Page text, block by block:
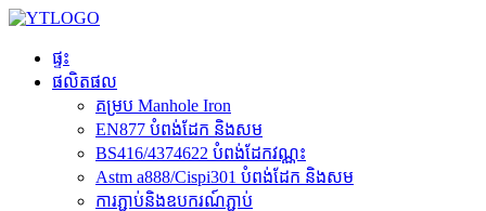
ផ្ទះ
ផលិតផល
គម្រប Manhole Iron
EN877 បំពង់ដែក និងសម
BS416/4374622 បំពង់ដែកវណ្ណះ
Astm a888/Cispi301 បំពង់ដែក និងសម
ការភ្ជាប់និងឧបករណ៍ភ្ជាប់